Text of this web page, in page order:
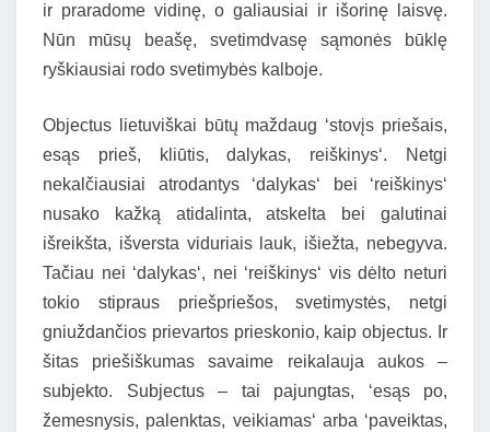
ir praradome vidinę, o galiausiai ir išorinę laisvę.
Nūn mūsų beašę, svetimdvasę sąmonės būklę
ryškiausiai rodo svetimybės kalboje.
Objectus lietuviškai būtų maždaug ‘stovįs priešais,
esąs prieš, kliūtis, dalykas, reiškinys‘. Netgi
nekalčiausiai atrodantys ‘dalykas‘ bei ‘reiškinys‘
nusako kažką atidalinta, atskelta bei galutinai
išreikšta, išversta viduriais lauk, išiežta, nebegyva.
Tačiau nei ‘dalykas‘, nei ‘reiškinys‘ vis dėlto neturi
tokio stipraus priešpriešos, svetimystės, netgi
gniuždančios prievartos prieskonio, kaip objectus. Ir
šitas priešiškumas savaime reikalauja aukos –
subjekto. Subjectus – tai pajungtas, ‘esąs po,
žemesnysis, palenktas, veikiamas‘ arba ‘paveiktas,